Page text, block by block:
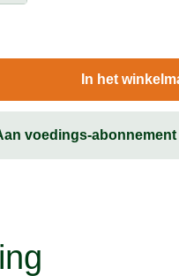
In het
voedings-